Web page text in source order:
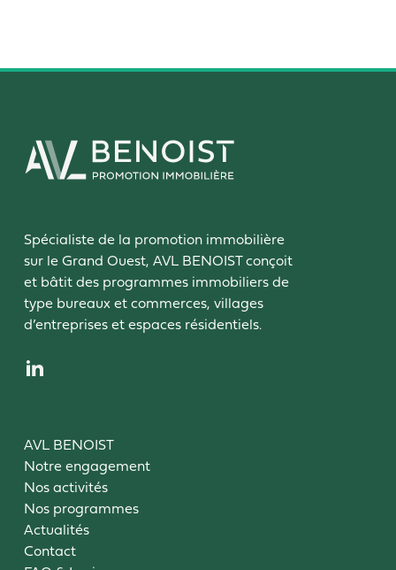
Spécialiste de la promotion immobilière
sur le Grand Ouest, AVL BENOIST conçoit
et bâtit des programmes immobiliers de
type bureaux et commerces, villages
d’entreprises et espaces résidentiels.
AVL BENOIST
Notre engagement
Nos activités
Nos programmes
Actualités
Contact